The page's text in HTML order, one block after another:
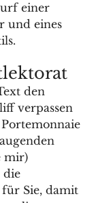
einer
und eines
den
verpassen
mir)
die
Sie, damit